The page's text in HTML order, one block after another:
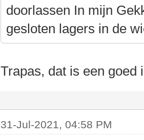
doorlassen In mijn
gesloten lagers in de
Trapas, dat is een goed
31-Jul-2021, 04:58 PM